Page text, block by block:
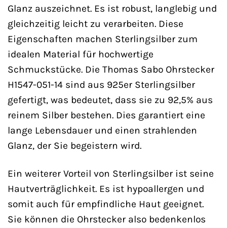
Glanz auszeichnet. Es ist robust, langlebig und
gleichzeitig leicht zu verarbeiten. Diese
Eigenschaften machen Sterlingsilber zum
idealen Material für hochwertige
Schmuckstücke. Die Thomas Sabo Ohrstecker
H1547-051-14 sind aus 925er Sterlingsilber
gefertigt, was bedeutet, dass sie zu 92,5% aus
reinem Silber bestehen. Dies garantiert eine
lange Lebensdauer und einen strahlenden
Glanz, der Sie begeistern wird.
Ein weiterer Vorteil von Sterlingsilber ist seine
Hautverträglichkeit. Es ist hypoallergen und
somit auch für empfindliche Haut geeignet.
Sie können die Ohrstecker also bedenkenlos